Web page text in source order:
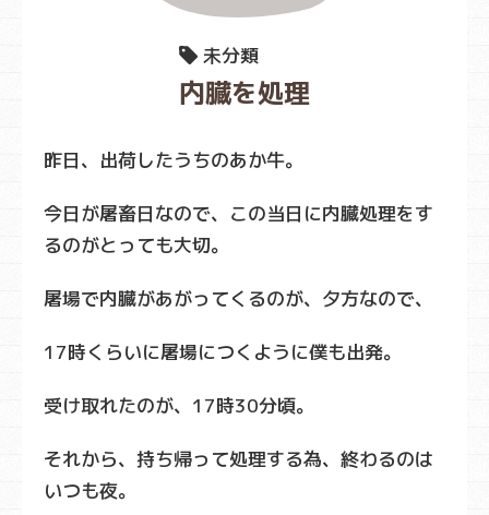
未分類
内臓を処理
昨日、出荷したうちのあか牛。
今日が屠畜日なので、この当日に内臓処理をす
るのがとっても大切。
屠場で内臓があがってくるのが、夕方なので、
17時くらいに屠場につくように僕も出発。
受け取れたのが、17時30分頃。
それから、持ち帰って処理する為、終わるのは
いつも夜。